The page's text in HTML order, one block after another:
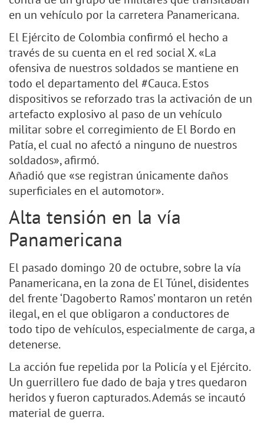
en un vehículo por la carretera Panamericana.
El Ejército de Colombia confirmó el hecho a
través de su cuenta en el red social X. «La
ofensiva de nuestros soldados se mantiene en
todo el departamento del #Cauca. Estos
dispositivos se reforzado tras la activación de un
artefacto explosivo al paso de un vehículo
militar sobre el corregimiento de El Bordo en
Patía, el cual no afectó a ninguno de nuestros
soldados», afirmó.
Añadió que «se registran únicamente daños
superficiales en el automotor».
Alta tensión en la vía
Panamericana
El pasado domingo 20 de octubre, sobre la vía
Panamericana, en la zona de El Túnel, disidentes
del frente ‘Dagoberto Ramos’ montaron un retén
ilegal, en el que obligaron a conductores de
todo tipo de vehículos, especialmente de carga, a
detenerse.
La acción fue repelida por la Policía y el Ejército.
Un guerrillero fue dado de baja y tres quedaron
heridos y fueron capturados. Además se incautó
material de guerra.